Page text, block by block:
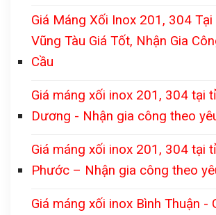
Giá Máng Xối Inox 201, 304 Tại
Vũng Tàu Giá Tốt, Nhận Gia
Cầu
Giá máng xối inox 201, 304 tại
Dương - Nhận gia công theo
Giá máng xối inox 201, 304 tại
Phước – Nhận gia công theo
Giá máng xối inox Bình Thuận -